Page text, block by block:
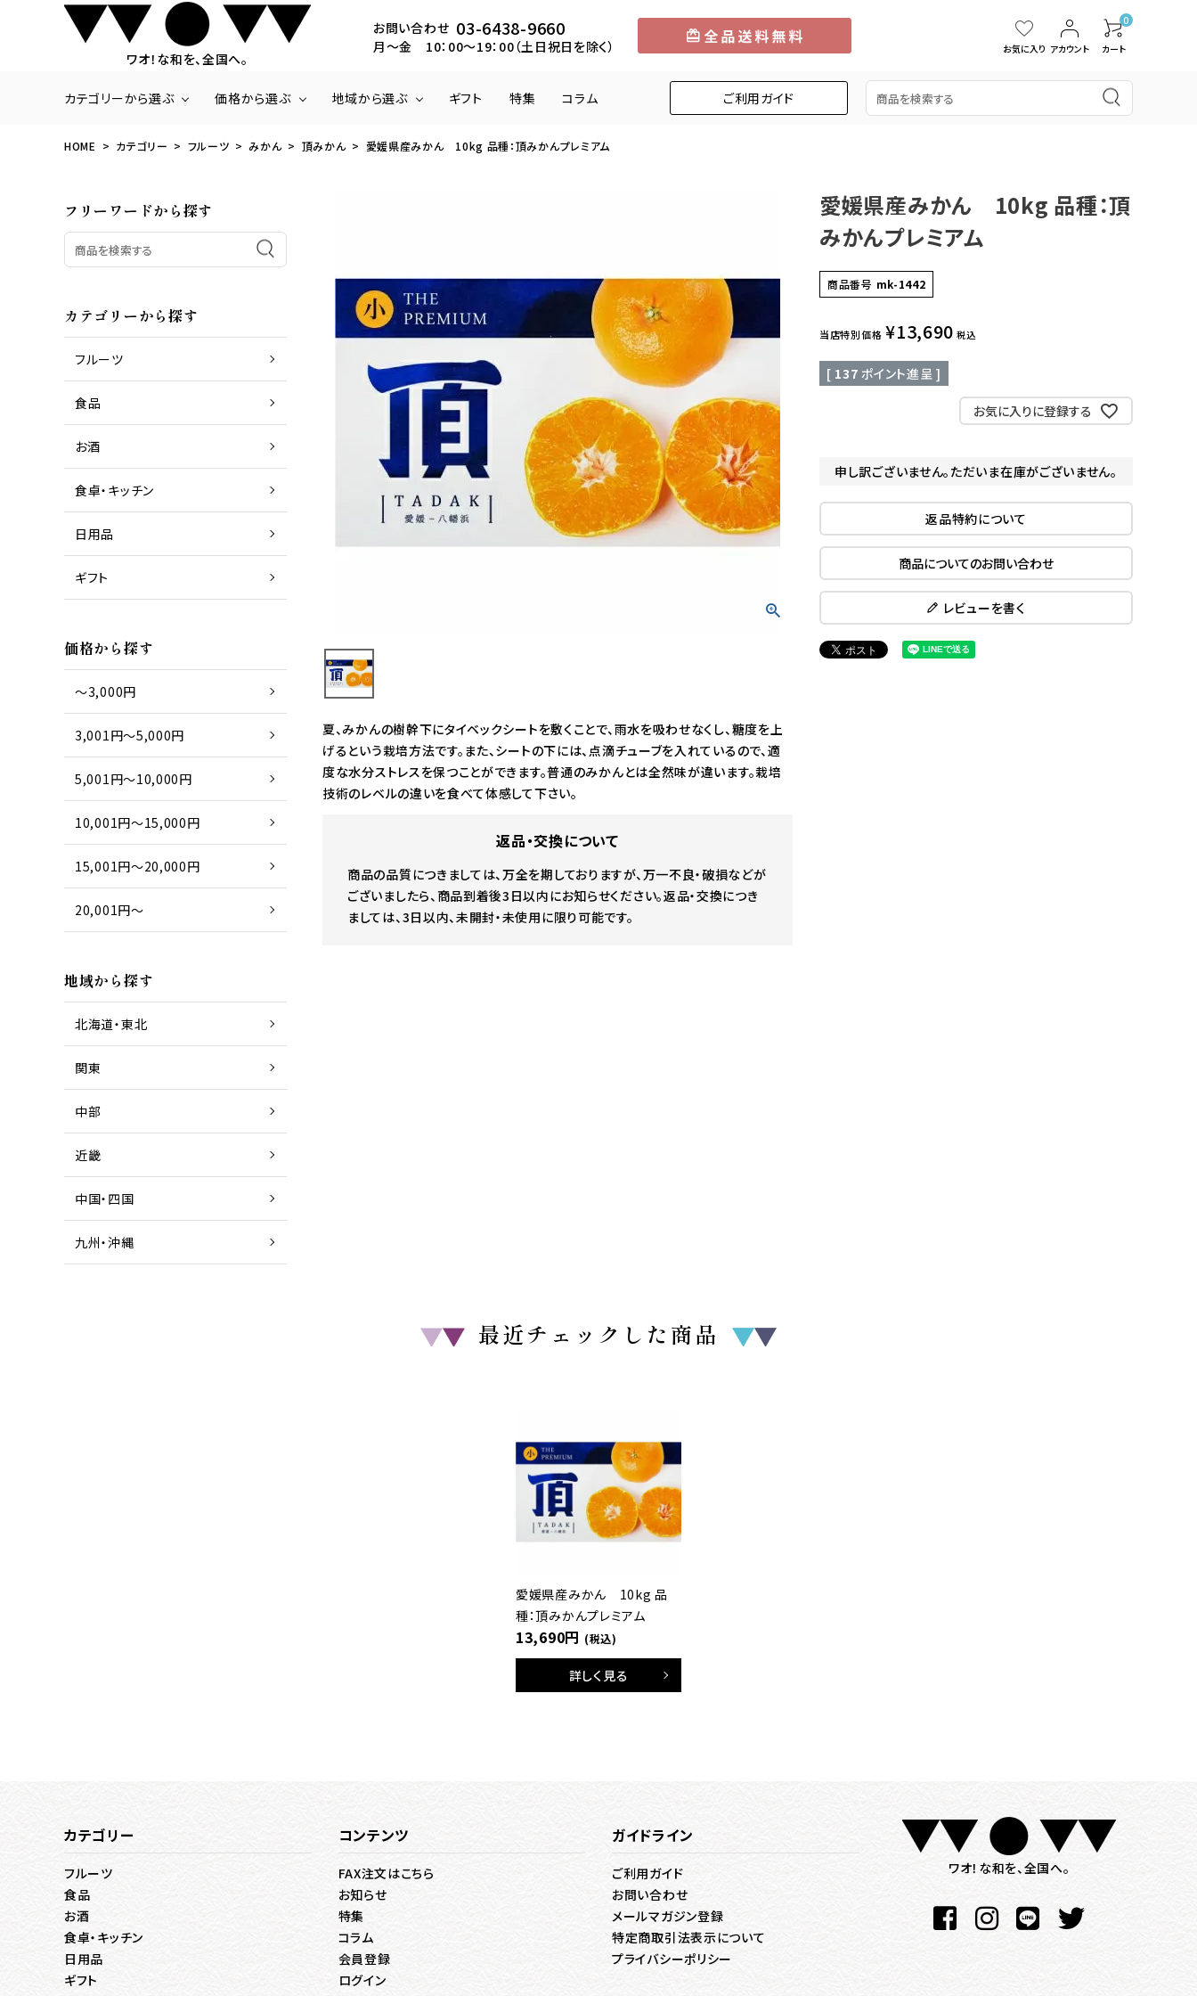
ワオ！な和を、全国へ。
お問い合わせ 03-6438-9660
月～金 10：00～19：00（土日祝日を除く） お気に入り アカウント
0
カート
カテゴリーから選ぶ
商品一覧 スイカ
タンカン
ラ・フランス
さくらんぼ
ぶどう
みかん
梨
商品一覧 お肉 お米 野菜
商品一覧 日本酒 ワイン
商品一覧 グラス
商品一覧
価格から選ぶ
～3,000円 10,001円～15,000円
15,001円～20,000円
20,001円～
地域から選ぶ
北海道・東北
中国・四国
九州・沖縄
ギフト 特集 コラム ご利用ガイド
HOME カテゴリー フルーツ みかん 頂みかん 愛媛県産みかん 10kg 品種：頂みかんプレミアム
フリーワードから探す
カテゴリーから探す
フルーツ
食品
お酒
食卓・キッチン
日用品
ギフト
価格から探す
～3,000円
3,001円～5,000円
5,001円～10,000円
10,001円～15,000円
15,001円～20,000円
20,001円～
地域から探す
北海道・東北
関東
中部
近畿
中国・四国
九州・沖縄
夏、みかんの樹幹下にタイベックシートを敷くことで、雨水を吸わせなくし、糖度を上
げるという栽培方法です。また、シートの下には、点滴チューブを入れているので、適
度な水分ストレスを保つことができます。普通のみかんとは全然味が違います。栽培
技術のレベルの違いを食べて体感して下さい。
返品・交換について
商品の品質につきましては、万全を期しておりますが、万一不良・破損などが
ございましたら、商品到着後3日以内にお知らせください。返品・交換につき
ましては、3日以内、未開封・未使用に限り可能です。
愛媛県産みかん 10kg 品種：頂
みかんプレミアム
商品番号 mk-1442
当店特別価格 ¥13,690 税込
[ 137 ポイント進呈 ]
お気に入りに登録する
申し訳ございません。ただいま在庫がございません。
返品特約について
商品についてのお問い合わせ
レビューを書く
最近チェックした商品
愛媛県産みかん 10kg 品
種：頂みかんプレミアム
13,690円 (税込)
詳しく見る
カテゴリー
フルーツ
食品
お酒
食卓・キッチン
日用品
ギフト
コンテンツ
FAX注文はこちら
お知らせ
特集
コラム
会員登録
ログイン
ガイドライン
ご利用ガイド
お問い合わせ
メールマガジン登録
特定商取引法表示について
プライバシーポリシー
ワオ！な和を、全国へ。